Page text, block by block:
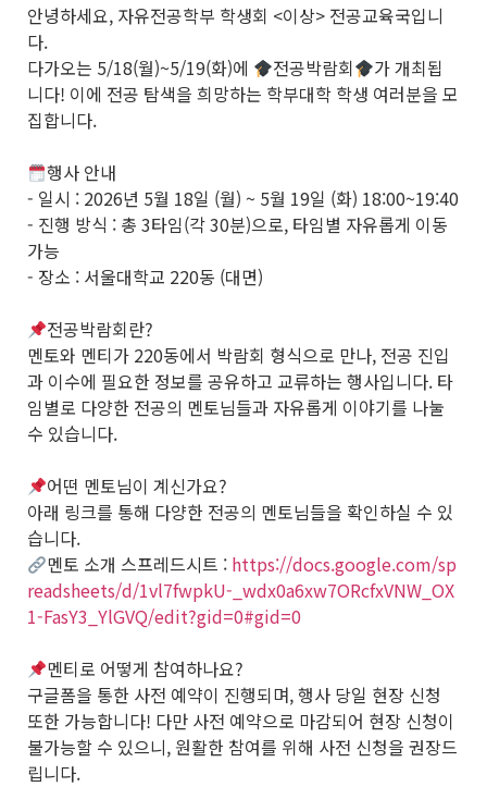
안녕하세요, 자유전공학부 학생회 <이상> 전공교육국입니
다.
다가오는 5/18(월)~5/19(화)에
전공박람회
가 개최됩
니다! 이에 전공 탐색을 희망하는 학부대학 학생 여러분을 모
집합니다.
행사 안내
- 일시 : 2026년 5월 18일 (월) ~ 5월 19일 (화) 18:00~19:40
- 진행 방식 : 총 3타임(각 30분)으로, 타임별 자유롭게 이동
가능
- 장소 : 서울대학교 220동 (대면)
전공박람회란?
멘토와 멘티가 220동에서 박람회 형식으로 만나, 전공 진입
과 이수에 필요한 정보를 공유하고 교류하는 행사입니다. 타
임별로 다양한 전공의 멘토님들과 자유롭게 이야기를 나눌
수 있습니다.
어떤 멘토님이 계신가요?
아래 링크를 통해 다양한 전공의 멘토님들을 확인하실 수 있
습니다.
멘토 소개 스프레드시트 : https://docs.google.com/sp
readsheets/d/1vl7fwpkU-_wdx0a6xw7ORcfxVNW_OX
1-FasY3_YlGVQ/edit?gid=0#gid=0
멘티로 어떻게 참여하나요?
구글폼을 통한 사전 예약이 진행되며, 행사 당일 현장 신청
또한 가능합니다! 다만 사전 예약으로 마감되어 현장 신청이
불가능할 수 있으니, 원활한 참여를 위해 사전 신청을 권장드
립니다.